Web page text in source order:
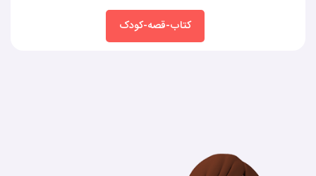
کتاب-قصه-کودک